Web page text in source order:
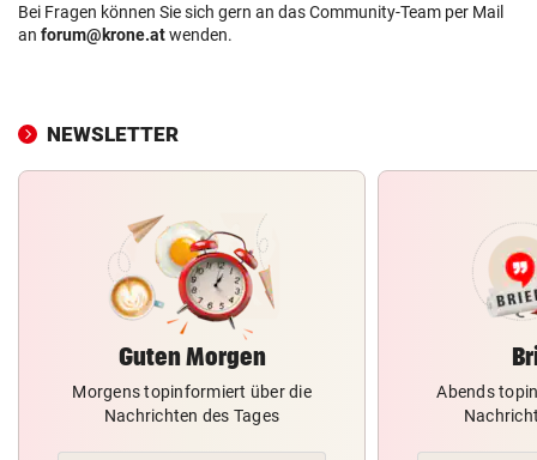
Bei Fragen können Sie sich gern an das Community-Team per Mail
an forum@krone.atwenden.
NEWSLETTER
Guten Morgen
Morgens topinformiert über die
Nachrichten des Tages
Abends